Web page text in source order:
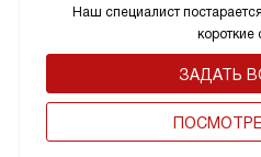
Наш специалист
короткие
ЗАДАТЬ